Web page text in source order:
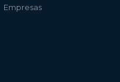
Empresas